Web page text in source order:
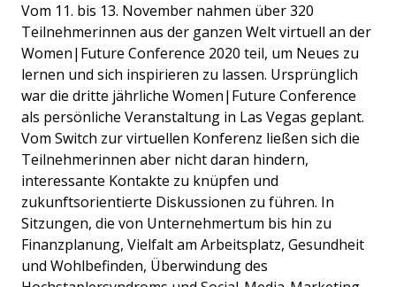
Vom 11. bis 13. November nahmen über 320
Teilnehmerinnen aus der ganzen Welt virtuell an der
Women|Future Conference 2020 teil, um Neues zu
lernen und sich inspirieren zu lassen. Ursprünglich
war die dritte jährliche Women|Future Conference
als persönliche Veranstaltung in Las Vegas geplant.
Vom Switch zur virtuellen Konferenz ließen sich die
Teilnehmerinnen aber nicht daran hindern,
interessante Kontakte zu knüpfen und
zukunftsorientierte Diskussionen zu führen. In
Sitzungen, die von Unternehmertum bis hin zu
Finanzplanung, Vielfalt am Arbeitsplatz, Gesundheit
und Wohlbefinden, Überwindung des